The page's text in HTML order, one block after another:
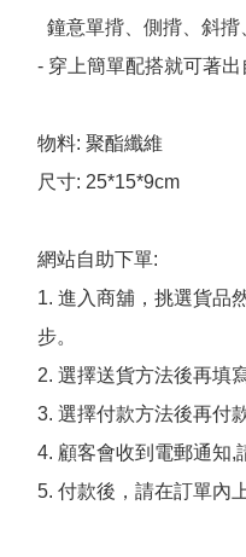
- 穿上簡單配搭就可著出
物料: 聚酯纖維
尺寸: 25*15*9cm
網站自助下單:
1. 進入商舖，挑選貨品
步。
2. 選擇送貨方法後再填
3. 選擇付款方法後再付
4. 顧客會收到電郵通知,
5. 付款後，請在訂單內